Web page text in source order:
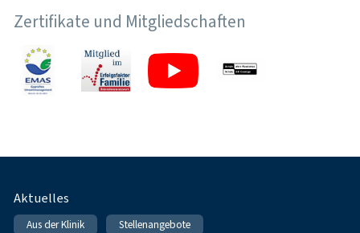
Zertifikate und Mitgliedschaften
Fußnavigation
Aktuelles
Aus der Klinik Stellenangebote